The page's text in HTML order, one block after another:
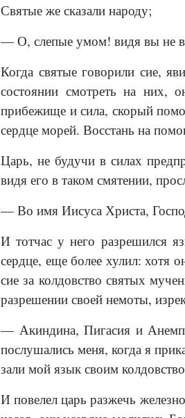
Святые же сказали народу;
— О, слепые умом! видя вы не
Когда святые говорили сие,
состоянии смотреть на них,
прибежище и сила, скорый
сердце морей. Восстань на
Царь, не будучи в силах
видя его в таком смятении,
— Во имя Иисуса Христа,
И тотчас у него разрешился
сердце, еще более хулил: хотя
сие за колдовство святых
разрешении своей немоты,
— Акиндина, Пигасия и
послушались меня, когда я
зали мой язык своим
И повелел царь разжечь